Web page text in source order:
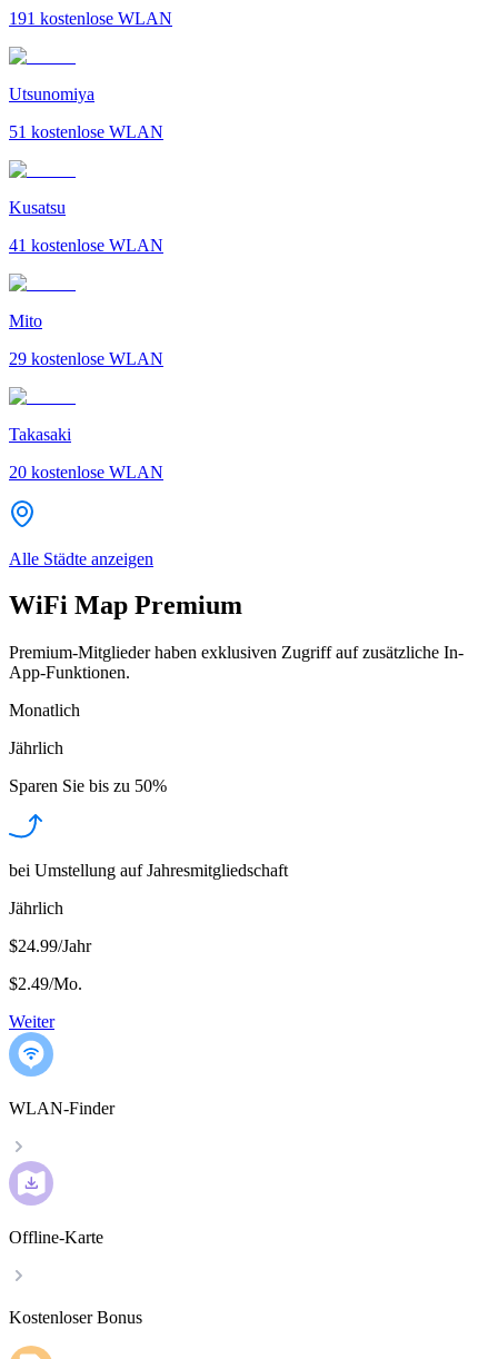
191 kostenlose WLAN
Utsunomiya
51 kostenlose WLAN
Kusatsu
41 kostenlose WLAN
Mito
29 kostenlose WLAN
Takasaki
20 kostenlose WLAN
Alle Städte anzeigen
WiFi Map Premium
Premium-Mitglieder haben exklusiven Zugriff auf zusätzliche In-
App-Funktionen.
Monatlich
Jährlich
Sparen Sie bis zu 50%
bei Umstellung auf Jahresmitgliedschaft
Jährlich
$24.99/Jahr
$2.49/Mo.
Weiter
WLAN-Finder
Offline-Karte
Kostenloser Bonus